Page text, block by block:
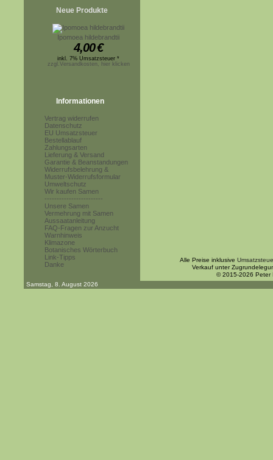
Neue Produkte
Ipomoea hildebrandtii
4,00€
inkl. 7% Umsatzsteuer *
zzgl.Versandkosten, hier klicken
Informationen
Vertrag widerrufen
Datenschutz
EU Umsatzsteuer
Bestellablauf
Zahlungsarten
Lieferung & Versand
Garantie & Beanstandungen
Widerrufsbelehrung &
Muster-Widerrufsformular
Umweltschutz
Wir kaufen Samen
------------------------
Unsere Samen
Vermehrung mit Samen
Aussaatanleitung
FAQ-Fragen zur Anzucht
Warnhinweis
Klimazone
Botanisches Wörterbuch
Link-Tipps
Danke
Alle Preise inklusive
Verkauf unter
© 2015-2026 Peter
Samstag, 8. August 2026